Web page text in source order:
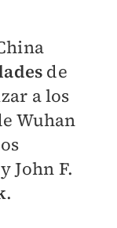
de
a los
Wuhan
John F.
.